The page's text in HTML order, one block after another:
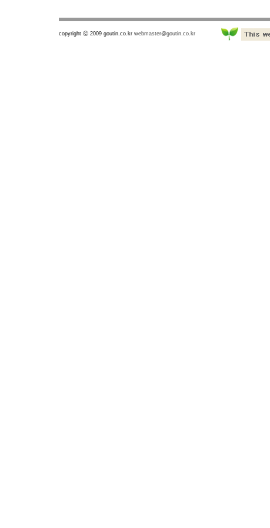
copyright ⓒ 2009 goutin.co.kr webmaster@goutin.co.kr